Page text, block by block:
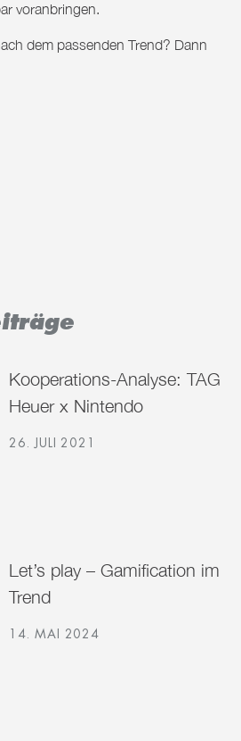
voranbringen.
dem passenden Trend? Dann
Kooperations-Analyse: TAG
Heuer x Nintendo
26. JULI 2021
Let’s play – Gamification im
Trend
14. MAI 2024